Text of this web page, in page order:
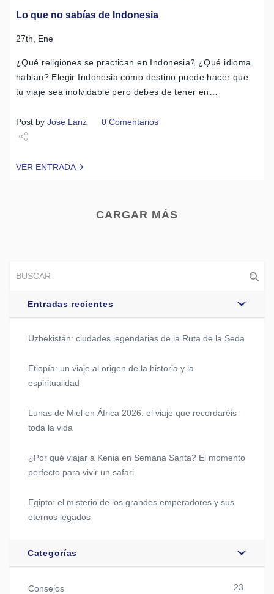
Lo que no sabías de Indonesia
27th, Ene
¿Qué religiones se practican en Indonesia? ¿Qué idioma
hablan? Elegir Indonesia como destino puede hacer que
tu viaje sea inolvidable pero debes de tener en…
Post by Jose Lanz 0 Comentarios
VER ENTRADA
CARGAR MÁS
Entradas recientes
Uzbekistán: ciudades legendarias de la Ruta de la Seda
Etiopía: un viaje al origen de la historia y la
espiritualidad
Lunas de Miel en África 2026: el viaje que recordaréis
toda la vida
¿Por qué viajar a Kenia en Semana Santa? El momento
perfecto para vivir un safari.
Egipto: el misterio de los grandes emperadores y sus
eternos legados
Categorías
Consejos 23